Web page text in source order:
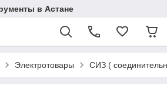
в Астане
Электротовары СИЗ (